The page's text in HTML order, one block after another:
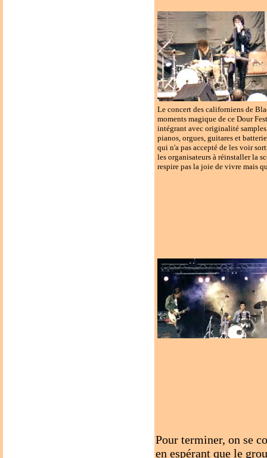
Le concert des californiens de
moments magique de ce Dour
intégrant avec originalité
pianos, orgues, guitares et
qui n'a pas accepté de les voir
les organisateurs à réinstaller la
respire pas la joie de vivre mais
Pour terminer, on se
en espérant que le